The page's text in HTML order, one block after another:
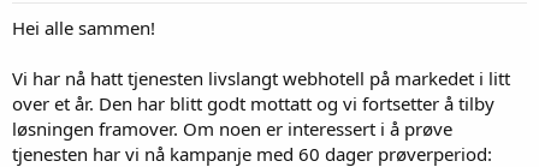
Hei alle sammen!
Vi har nå hatt tjenesten livslangt webhotell på markedet i litt
over et år. Den har blitt godt mottatt og vi fortsetter å tilby
løsningen framover. Om noen er interessert i å prøve
tjenesten har vi nå kampanje med 60 dager prøverperiod: